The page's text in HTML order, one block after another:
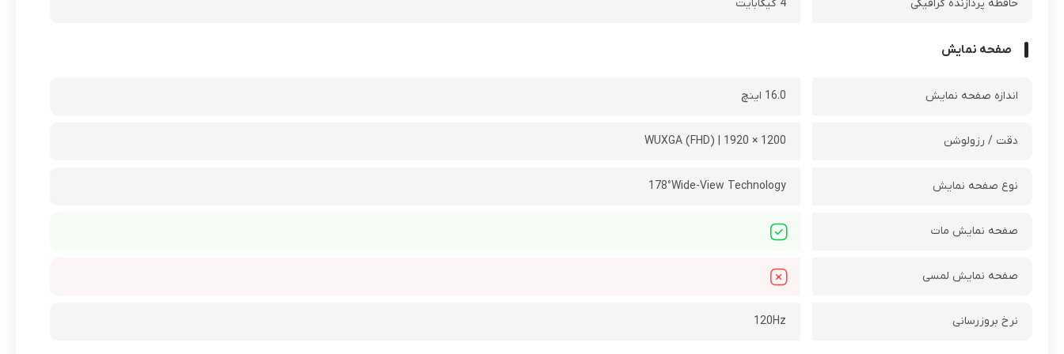
حافظه پردازنده گرافیکی 4 گیگابایت
صفحه نمایش
اندازه صفحه نمایش 16.0 اینچ
دقت / رزولوشن 1200 × 1920 | (WUXGA (FHD
نوع صفحه نمایش 178°Wide-View Technology
صفحه نمایش مات
صفحه نمایش لمسی
نرخ بروزرسانی 120Hz